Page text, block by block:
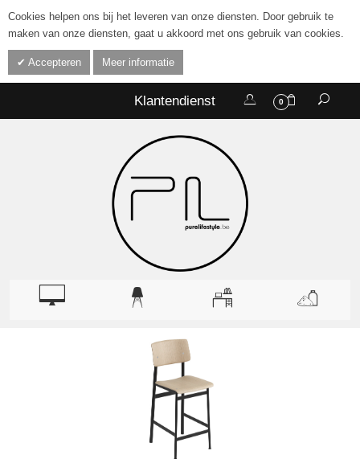
Cookies helpen ons bij het leveren van onze diensten. Door gebruik te
maken van onze diensten, gaat u akkoord met ons gebruik van cookies.
Accepteren Meer informatie
0
Klantendienst